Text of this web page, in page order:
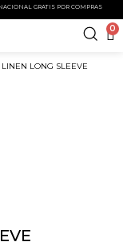
GRATIS POR COMPRAS
0
LONG SLEEVE